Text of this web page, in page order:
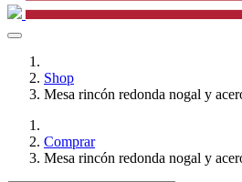
Shop
Mesa rincón redonda nogal y
Comprar
Mesa rincón redonda nogal y